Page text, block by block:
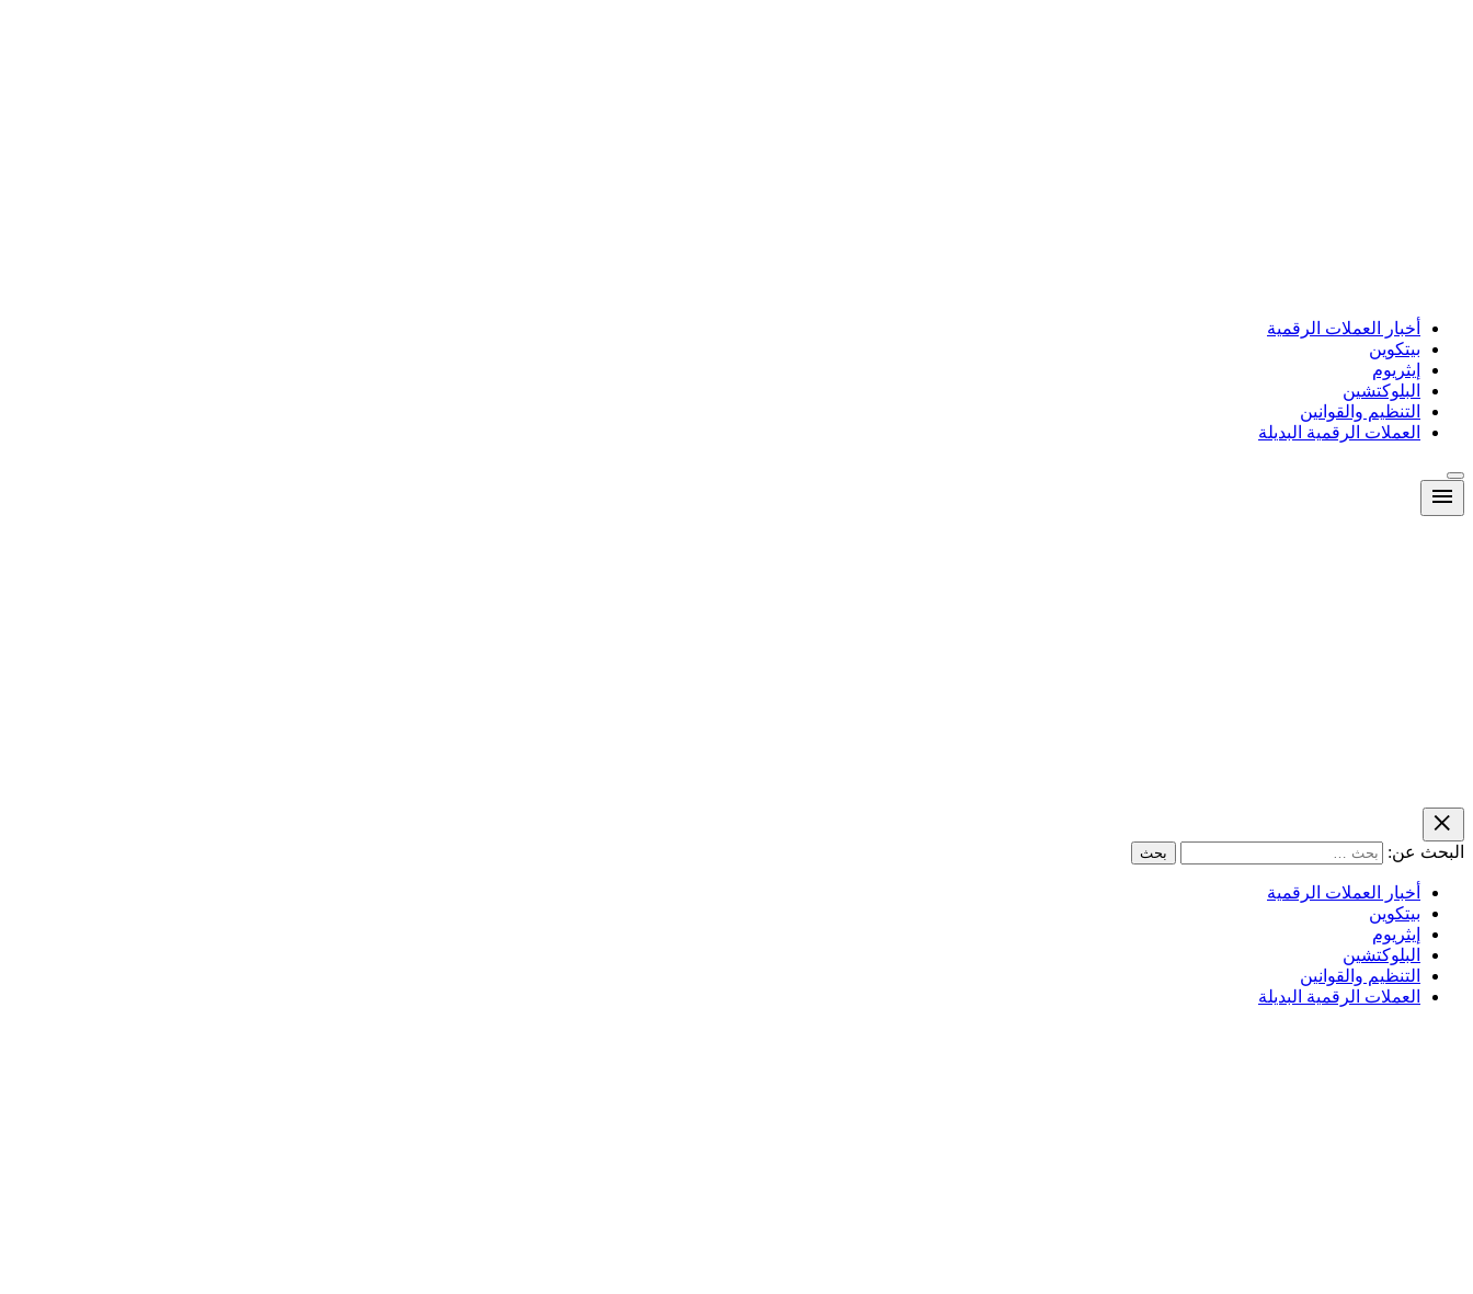
أخبار العملات الرقمية
بيتكوين
إيثريوم
البلوكتشين
التنظيم والقوانين
العملات الرقمية البديلة
البحث عن:
أخبار العملات الرقمية
بيتكوين
إيثريوم
البلوكتشين
التنظيم والقوانين
العملات الرقمية البديلة